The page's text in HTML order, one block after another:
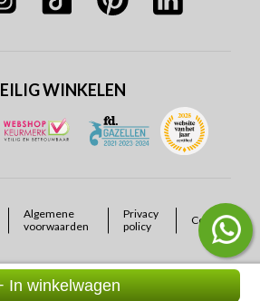
In winkelwagen
Algemene
voorwaarden
Privacy
policy
Cookies
WINKELEN